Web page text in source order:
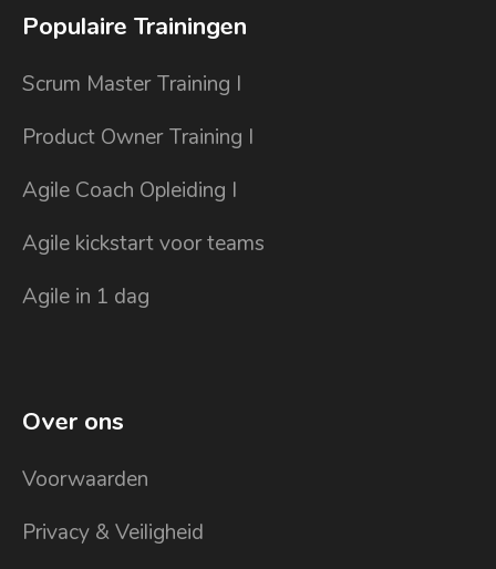
Populaire Trainingen
Scrum Master Training I
Product Owner Training I
Agile Coach Opleiding I
Agile kickstart voor teams
Agile in 1 dag
Over ons
Voorwaarden
Privacy & Veiligheid